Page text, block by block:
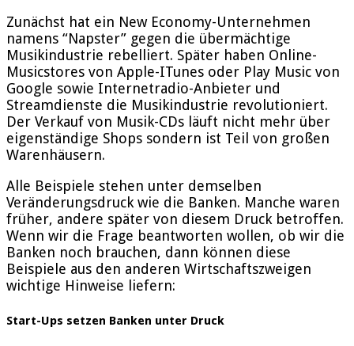
Zunächst hat ein New Economy-Unternehmen
namens “Napster” gegen die übermächtige
Musikindustrie rebelliert. Später haben Online-
Musicstores von Apple-ITunes oder Play Music von
Google sowie Internetradio-Anbieter und
Streamdienste die Musikindustrie revolutioniert.
Der Verkauf von Musik-CDs läuft nicht mehr über
eigenständige Shops sondern ist Teil von großen
Warenhäusern.
Alle Beispiele stehen unter demselben
Veränderungsdruck wie die Banken. Manche waren
früher, andere später von diesem Druck betroffen.
Wenn wir die Frage beantworten wollen, ob wir die
Banken noch brauchen, dann können diese
Beispiele aus den anderen Wirtschaftszweigen
wichtige Hinweise liefern:
Start-Ups setzen Banken unter Druck